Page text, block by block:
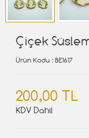
Çiçek
Ürün Kodu : BE1617
200,00 TL
KDV Dahil